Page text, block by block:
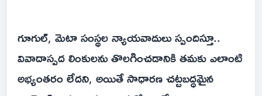
గూగుల్, మెటా సంస్థల న్యాయవాదులు స్పందిస్తూ..
వివాదాస్పద లింకులను తొలగించడానికి తమకు ఎలాంటి
అభ్యంతరం లేదని, అయితే సాధారణ చట్టబద్ధమైన